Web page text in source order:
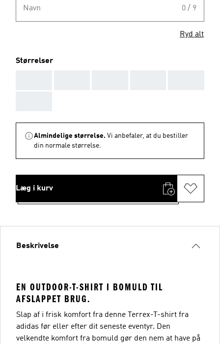
Navn 0 / 9
Ryd alt
Størrelser
Almindelige størrelse. Vi anbefaler, at du bestiller
din normale størrelse.
Læg i kurv
Beskrivelse
EN OUTDOOR-T-SHIRT I BOMULD TIL
AFSLAPPET BRUG.
Slap af i frisk komfort fra denne Terrex-T-shirt fra
adidas før eller efter dit seneste eventyr. Den
velkendte komfort fra bomuld gør den nem at have på